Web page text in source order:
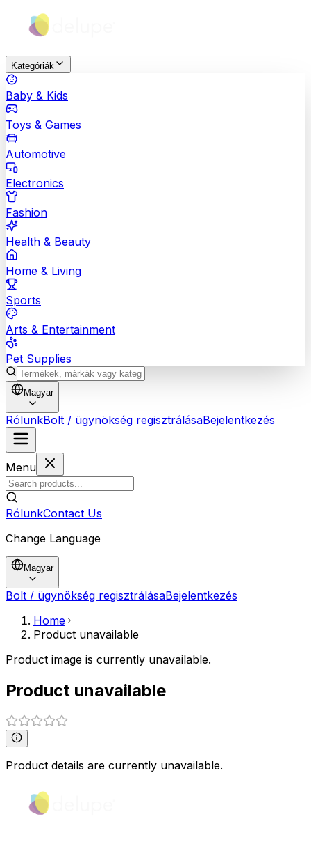
Kategóriák
Baby & Kids
Toys & Games
Automotive
Electronics
Fashion
Health & Beauty
Home & Living
Sports
Arts & Entertainment
Pet Supplies
Magyar
RólunkBolt / ügynökség regisztrálásaBejelentkezés
Menu
RólunkContact Us
Change Language
Magyar
Bolt / ügynökség regisztrálásaBejelentkezés
Home
Product unavailable
Product image is currently unavailable.
Product unavailable
Product details are currently unavailable.